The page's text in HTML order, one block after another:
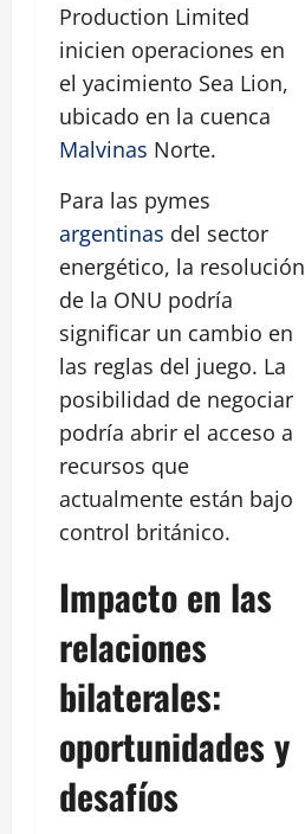
Production Limited
inicien operaciones en
el yacimiento Sea Lion,
ubicado en la cuenca
Malvinas Norte.
Para las pymes
argentinas del sector
energético, la resolución
de la ONU podría
significar un cambio en
las reglas del juego. La
posibilidad de negociar
podría abrir el acceso a
recursos que
actualmente están bajo
control británico.
Impacto en las
relaciones
bilaterales:
oportunidades y
desafíos